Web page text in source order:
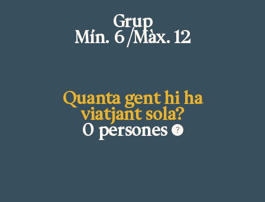
Grup
Mín. 6 /Màx. 12
Quanta gent hi ha
viatjant sola?
0 persones